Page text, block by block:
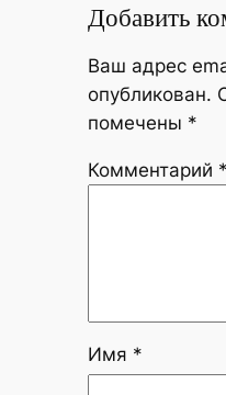
Добавить
Ваш адрес
опубликован.
помечены *
Комментарий *
Имя *